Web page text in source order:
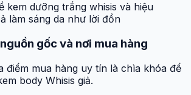
kem dưỡng trắng whisis và hiệu
làm sáng da như lời đồn
gốc và nơi mua hàng
điểm mua hàng uy tín là chìa khóa để
body Whisis giả.